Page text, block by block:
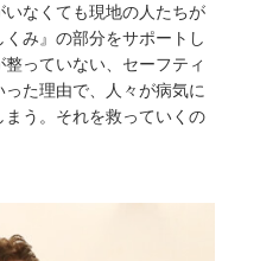
なくても現地の人たちが
み』の部分をサポートし
っていない、セーフティ
た理由で、人々が病気に
う。それを救っていくの